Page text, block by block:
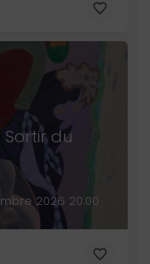
Sortir du
2026 20:00